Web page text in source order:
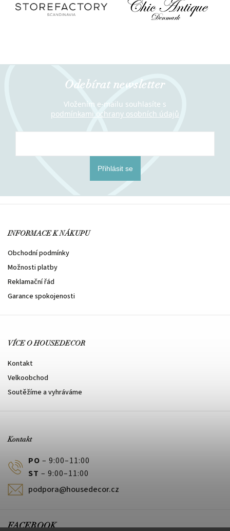
Odebírat newsletter
Vložením e-mailu souhlasíte s
podmínkami ochrany osobních údajů
Přihlásit se
INFORMACE K NÁKUPU
Obchodní podmínky
Možnosti platby
Reklamační řád
Garance spokojenosti
VÍCE O HOUSEDECOR
Kontakt
Velkoobchod
Soutěžíme a vyhráváme
Kontakt
PO – 9:00–11:00
ST – 9:00–11:00
podpora@housedecor.cz
FACEBOOK